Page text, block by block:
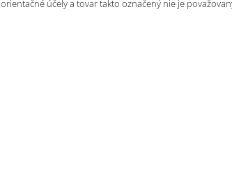
orientačné účely a tovar takto označený nie je